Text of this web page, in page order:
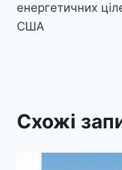
енергетичних
США
Схожі